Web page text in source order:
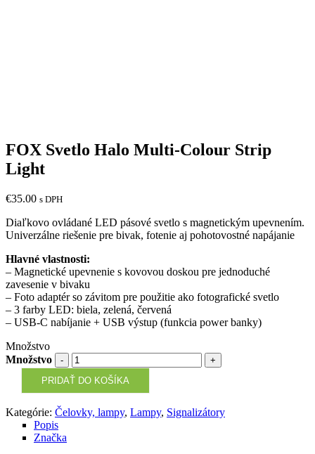
FOX Svetlo Halo Multi-Colour Strip
Light
€35.00 s DPH
Diaľkovo ovládané LED pásové svetlo s magnetickým upevnením.
Univerzálne riešenie pre bivak, fotenie aj pohotovostné napájanie
Hlavné vlastnosti:
– Magnetické upevnenie s kovovou doskou pre jednoduché
zavesenie v bivaku
– Foto adaptér so závitom pre použitie ako fotografické svetlo
– 3 farby LED: biela, zelená, červená
– USB-C nabíjanie + USB výstup (funkcia power banky)
Množstvo
Množstvo
PRIDAŤ DO KOŠÍKA
Kategórie: Čelovky, lampy, Lampy, Signalizátory
Popis
Značka